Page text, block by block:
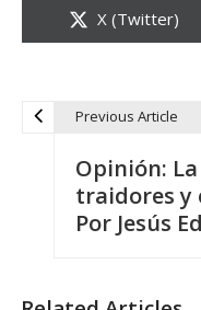
Compartir
en
X (Twitter)
Previous Article
Opinión:
traidores y
Por Jesús